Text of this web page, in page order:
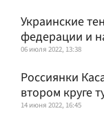
Украинские
федерации и
06 июля 2022, 13:38
Россиянки
втором круге
14 июня 2022, 16:45